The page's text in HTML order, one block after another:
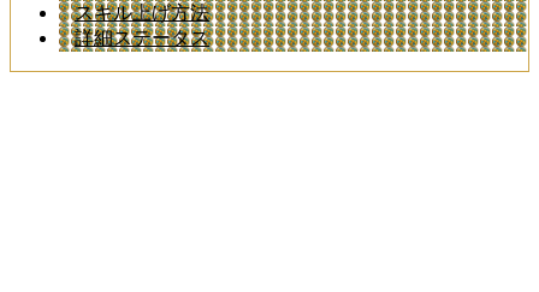
スキル上げ方法
詳細ステータス